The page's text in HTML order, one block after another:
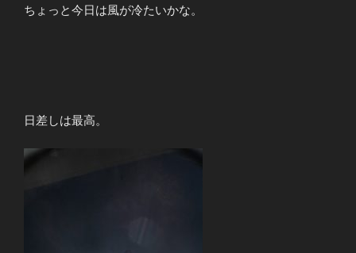
ちょっと今日は風が冷たいかな。
日差しは最高。